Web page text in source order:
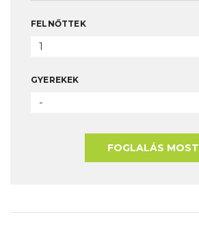
FELNŐTTEK
1
GYEREKEK
-
FOGLALÁS MOST